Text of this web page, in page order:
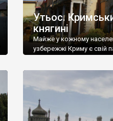
Утьос.
княгині
Майже у кожному
узбережжі Криму є свій